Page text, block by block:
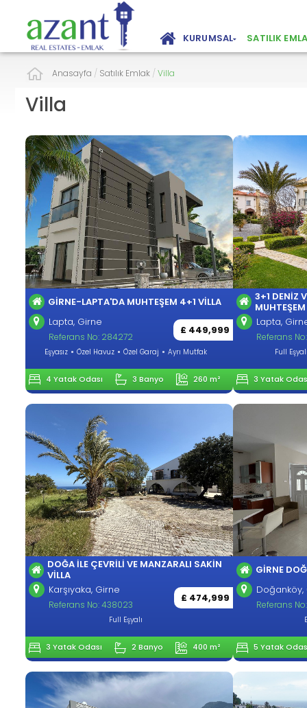
KURUMSAL SATILIK
Anasayfa / Satılık Emlak / Villa
Villa
GİRNE-LAPTA'DA MUHTEŞEM 4+1 VİLLA
Lapta, Girne
£ 449,999
Referans No: 284272
Eşyasız Özel Havuz Özel Garaj Ayrı Mutfak
4 Yatak Odası 3 Banyo 260 m²
3+1 DENIZ
Lapta,
Referans
Full Eşyalı
3 Yatak
DOĞA ILE ÇEVRILI VE MANZARALI SAKIN
VILLA
Karşıyaka, Girne
£ 474,999
Referans No: 438023
Full Eşyalı
3 Yatak Odası 2 Banyo 400 m²
GİRNE
Doğanköy,
Referans
5 Yatak